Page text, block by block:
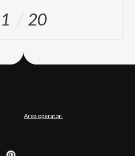
1 20
Area operatori